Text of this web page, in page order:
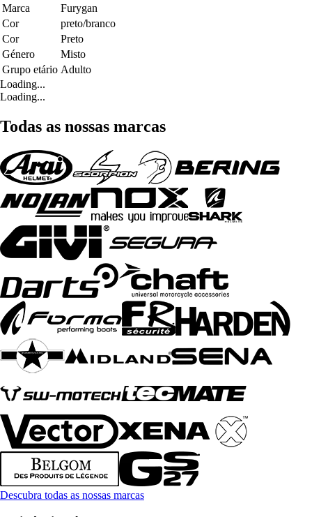
Marca
Furygan
Cor
preto/branco
Cor
Preto
Género
Misto
Grupo etário Adulto
Loading...
Loading...
Todas as nossas marcas
Descubra todas as nossas marcas